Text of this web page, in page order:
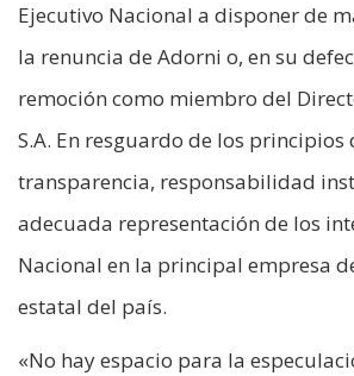
Ejecutivo Nacional a disponer de
la renuncia de Adorni o, en su
remoción como miembro del
S.A. En resguardo de los
transparencia, responsabilidad
adecuada representación de los
Nacional en la principal empresa
estatal del país.
«No hay espacio para la